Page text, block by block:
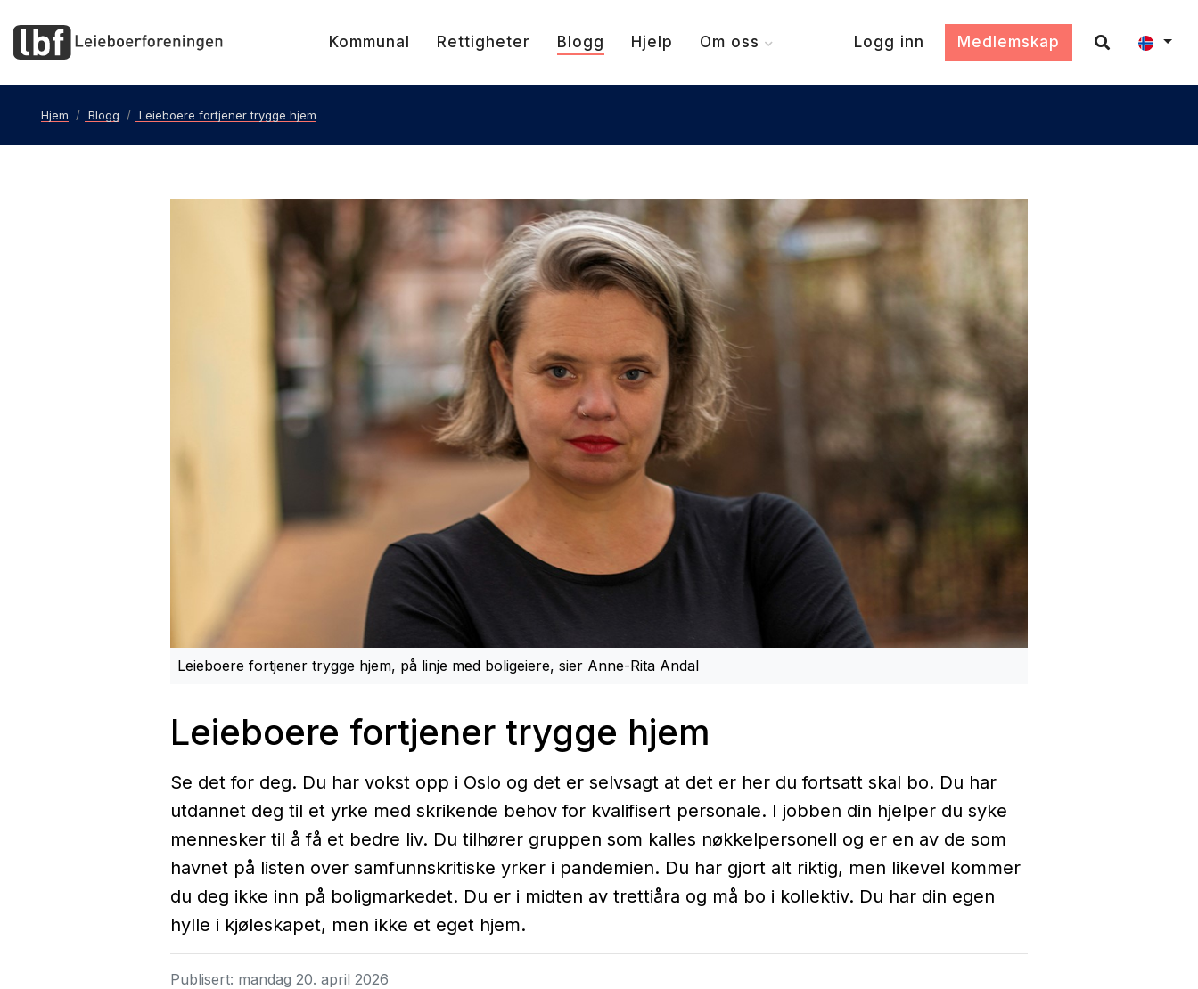
Kommunal Rettigheter Blogg Hjelp Om oss Logg inn Medlemskap
Hjem Blogg Leieboere fortjener trygge hjem
Leieboere fortjener trygge hjem, på linje med boligeiere, sier Anne-Rita Andal
Leieboere fortjener trygge hjem
Se det for deg. Du har vokst opp i Oslo og det er selvsagt at det er her du fortsatt skal bo. Du har
utdannet deg til et yrke med skrikende behov for kvalifisert personale. I jobben din hjelper du syke
mennesker til å få et bedre liv. Du tilhører gruppen som kalles nøkkelpersonell og er en av de som
havnet på listen over samfunnskritiske yrker i pandemien. Du har gjort alt riktig, men likevel kommer
du deg ikke inn på boligmarkedet. Du er i midten av trettiåra og må bo i kollektiv. Du har din egen
hylle i kjøleskapet, men ikke et eget hjem.
Publisert: mandag 20. april 2026